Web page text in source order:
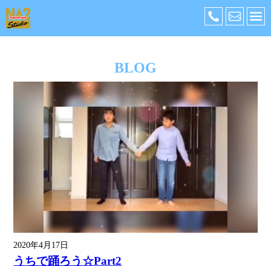
BLOG
2020年4月17日
うちで踊ろう☆Part2